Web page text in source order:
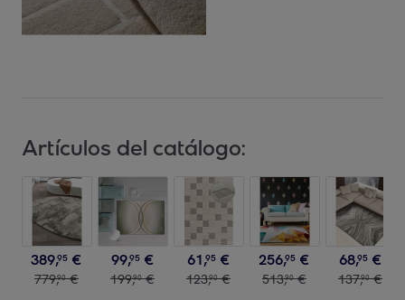
Artículos del catálogo:
389,95 €
779,90 €
99,95 €
199,90 €
61,95 €
123,90 €
256,95 €
513,90 €
68,95 €
137,90 €